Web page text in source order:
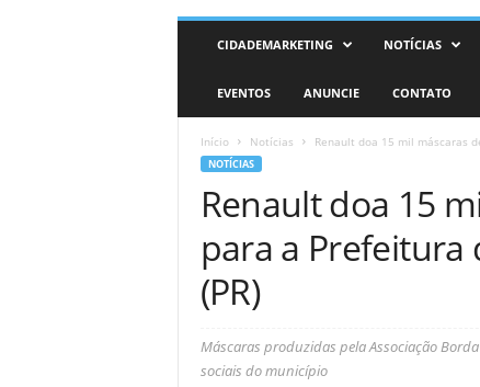
CIDADEMARKETING NOTÍCIAS
EVENTOS ANUNCIE CONTATO
Início Notícias Renault doa 15 mil máscaras
NOTÍCIAS
Renault doa 15
para a Prefeitura
(PR)
Máscaras produzidas pela Associação
sociais do município